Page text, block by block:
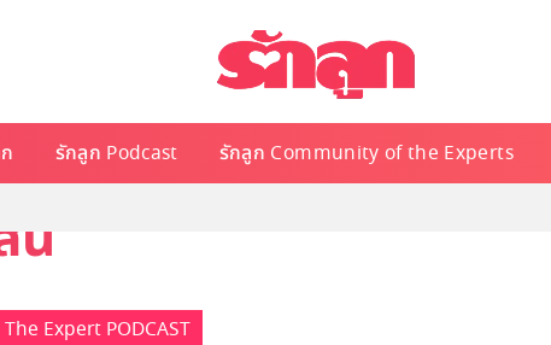
รักลูก Podcast รักลูก Community of the Experts
น
Expert PODCAST